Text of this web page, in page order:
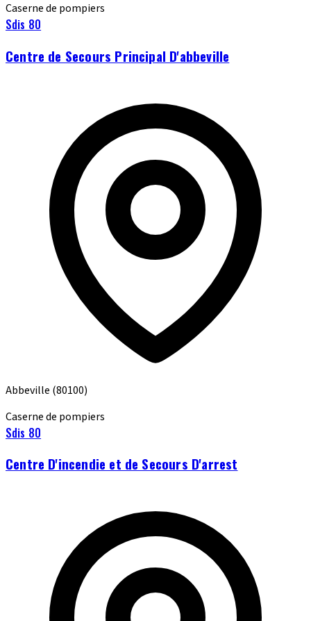
Caserne de pompiers
Sdis 80
Centre de Secours Principal D'abbeville
Abbeville (80100)
Caserne de pompiers
Sdis 80
Centre D'incendie et de Secours D'arrest